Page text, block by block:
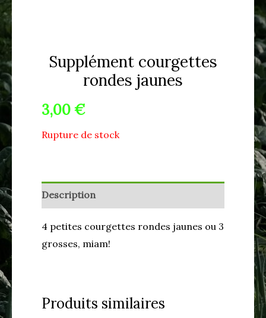
Supplément courgettes
rondes jaunes
3,00€
Rupture de stock
Description
4 petites courgettes rondes jaunes ou 3
grosses, miam!
Produits similaires